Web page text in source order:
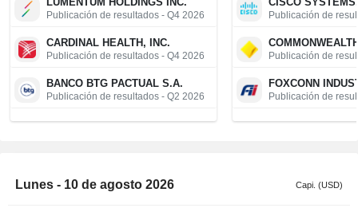
Publicación de resultados - Q4 2026
CARDINAL HEALTH, INC.
Publicación de resultados - Q4 2026
BANCO BTG PACTUAL S.A.
Publicación de resultados - Q2 2026
COREWEAVE, INC.
Publicación de resultados - Q2 2026
Publicación de
Publicación de
Publicación de
Lunes - 10 de agosto 2026 Capi. (USD)